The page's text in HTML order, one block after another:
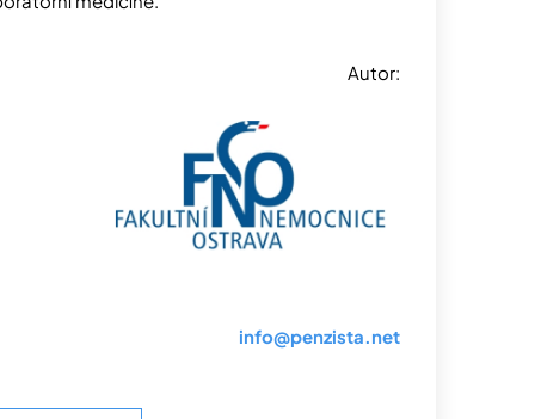
Autor:
info@penzista.net